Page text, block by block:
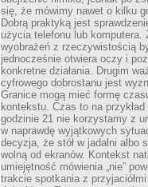
się, że mówimy nawet o kilku
Dobrą praktyką jest
użycia telefonu lub komputera.
wyobrażeń z rzeczywistością
jednocześnie otwiera oczy i
konkretne działania. Drugim
cyfrowego dobrostanu jest
Granice mogą mieć formę
kontekstu. Czas to na
godzinie 21 nie korzystamy z
w naprawdę wyjątkowych
decyzja, że stół w jadalni albo
wolną od ekranów. Kontekst
umiejętność mówienia „nie”
trakcie spotkania z